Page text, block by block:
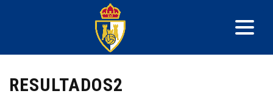
RESULTADOS2